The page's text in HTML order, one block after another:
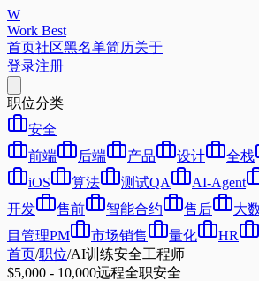
W
Work Best
首页社区黑名单简历关于
登录注册
职位分类
安全
前端
后端 产品 设计 全栈
iOS
算法 测试QA AI-Agent
开发
售前 智能合约 售后 大
目管理PM
市场销售 量化 HR
首页/职位/AI训练安全工程师
$5,000 - 10,000远程全职安全